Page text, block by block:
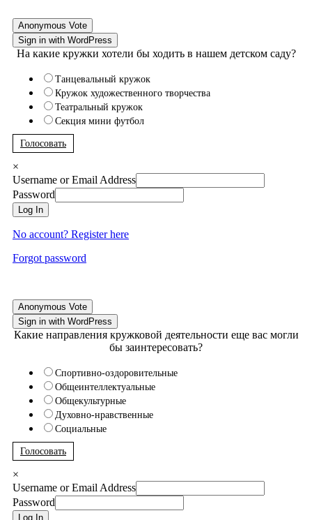
Anonymous Vote
Sign in with WordPress
На какие кружки хотели бы ходить в нашем детском саду?
Танцевальный кружок
Кружок художественного творчества
Театральный кружок
Секция мини футбол
Голосовать
×
Username or Email Address
Password
Log In
No account? Register here
Forgot password
Anonymous Vote
Sign in with WordPress
Какие направления кружковой деятельности еще вас могли
бы заинтересовать?
Спортивно-оздоровительные
Общеинтеллектуальные
Общекультурные
Духовно-нравственные
Социальные
Голосовать
×
Username or Email Address
Password
Log In